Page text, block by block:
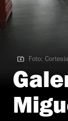
Foto: Cortesía
Foto: